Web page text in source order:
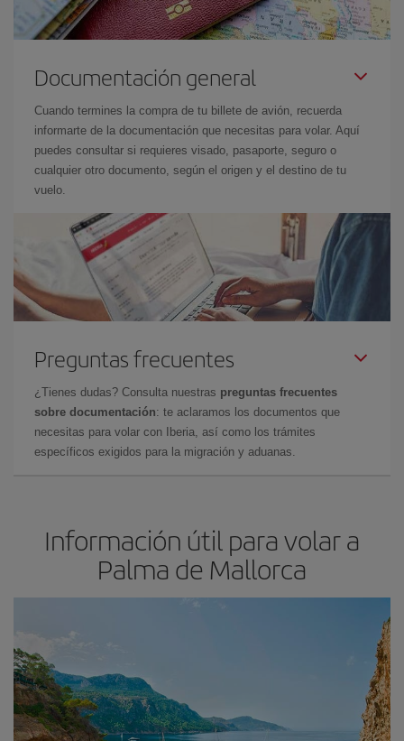
Documentación general
Cuando termines la compra de tu billete de avión, recuerda
informarte de la documentación que necesitas para volar. Aquí
puedes consultar si requieres visado, pasaporte, seguro o
cualquier otro documento, según el origen y el destino de tu
vuelo.
Preguntas frecuentes
¿Tienes dudas? Consulta nuestras preguntas frecuentes
sobre documentación: te aclaramos los documentos que
necesitas para volar con Iberia, así como los trámites
específicos exigidos para la migración y aduanas.
Información útil para volar a
Palma de Mallorca